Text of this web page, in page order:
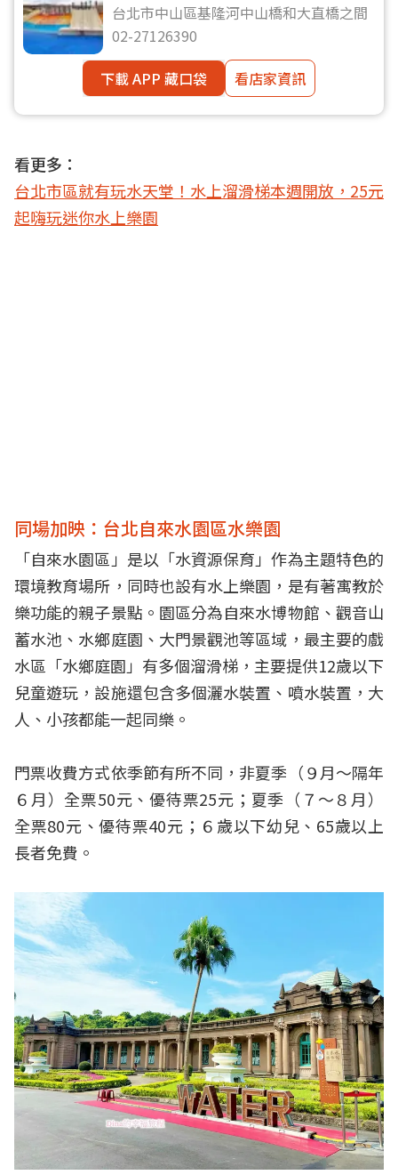
台北市中山區基隆河中山橋和大直橋之間
02-27126390
下載 APP 藏口袋
看店家資訊
看更多：
台北市區就有玩水天堂！水上溜滑梯本週開放，25元
起嗨玩迷你水上樂園
同場加映：台北自來水園區水樂園
「自來水園區」是以「水資源保育」作為主題特色的
環境教育場所，同時也設有水上樂園，是有著寓教於
樂功能的親子景點。園區分為自來水博物館、觀音山
蓄水池、水鄉庭園、大門景觀池等區域，最主要的戲
水區「水鄉庭園」有多個溜滑梯，主要提供12歲以下
兒童遊玩，設施還包含多個灑水裝置、噴水裝置，大
人、小孩都能一起同樂。
門票收費方式依季節有所不同，非夏季（９月～隔年
６月）全票50元、優待票25元；夏季（７～８月）
全票80元、優待票40元；６歲以下幼兒、65歲以上
長者免費。